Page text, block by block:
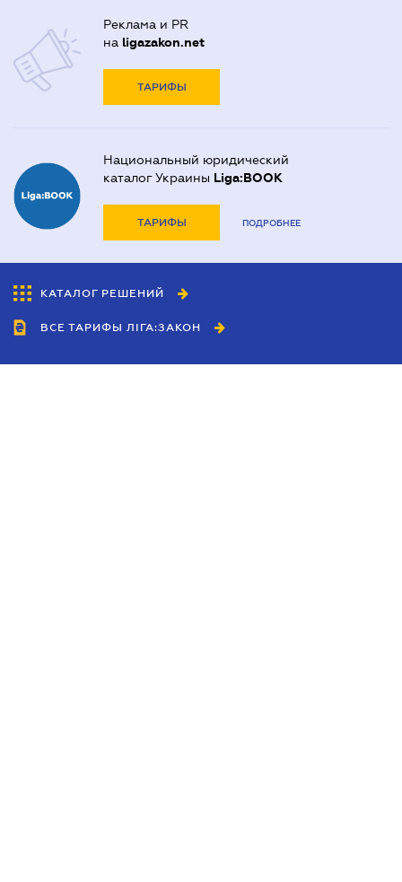
Реклама и PR
на ligazakon.net
ТАРИФЫ
Национальный юридический
каталог Украины Liga:BOOK
ТАРИФЫ ПОДРОБНЕЕ
КАТАЛОГ РЕШЕНИЙ
ВСЕ ТАРИФЫ ЛІГА:ЗАКОН